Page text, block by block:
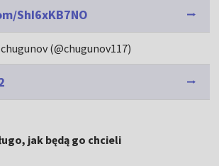
ShI6xKB7NO
(@chugunov117)
jak będą go chcieli